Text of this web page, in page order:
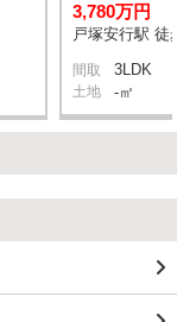
3,780万円
戸塚安行駅 徒
間取 3LDK
土地 -㎡